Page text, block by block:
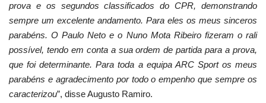
prova e os segundos classificados do CPR, demonstrando
sempre um excelente andamento. Para eles os meus sinceros
parabéns. O Paulo Neto e o Nuno Mota Ribeiro fizeram o rali
possível, tendo em conta a sua ordem de partida para a prova,
que foi determinante. Para toda a equipa ARC Sport os meus
parabéns e agradecimento por todo o empenho que sempre os
caracterizou”, disse Augusto Ramiro.